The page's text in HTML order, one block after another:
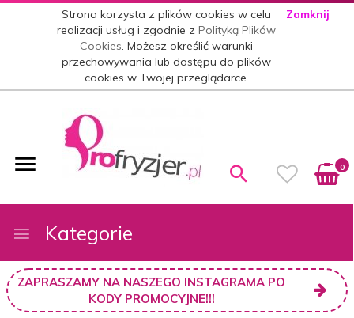
Strona korzysta z plików cookies w celu
realizacji usług i zgodnie zPolityką Plików
Cookies. Możesz określić warunki
przechowywania lub dostępu do plików
cookies w Twojej przeglądarce.
Zamknij
0
Kategorie
ZAPRASZAMY NA NASZEGO INSTAGRAMA PO
KODY PROMOCYJNE!!!